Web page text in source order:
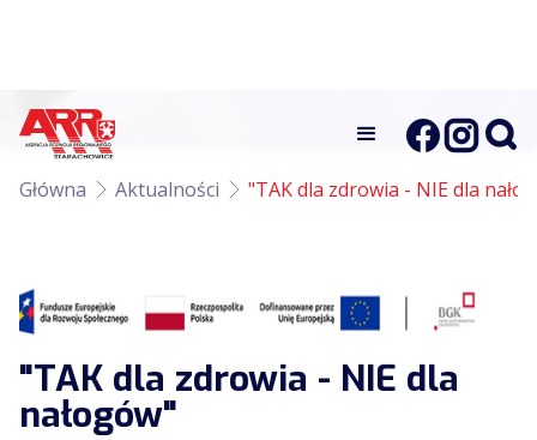
Główna Aktualności "TAK dla zdrowia - NIE dla
"TAK dla zdrowia - NIE dla
nałogów"